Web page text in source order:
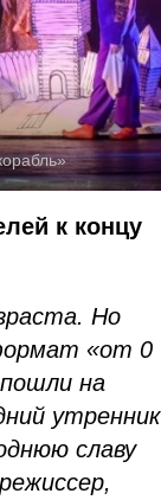
к концу
Но
«от 0
на
утренник
славу